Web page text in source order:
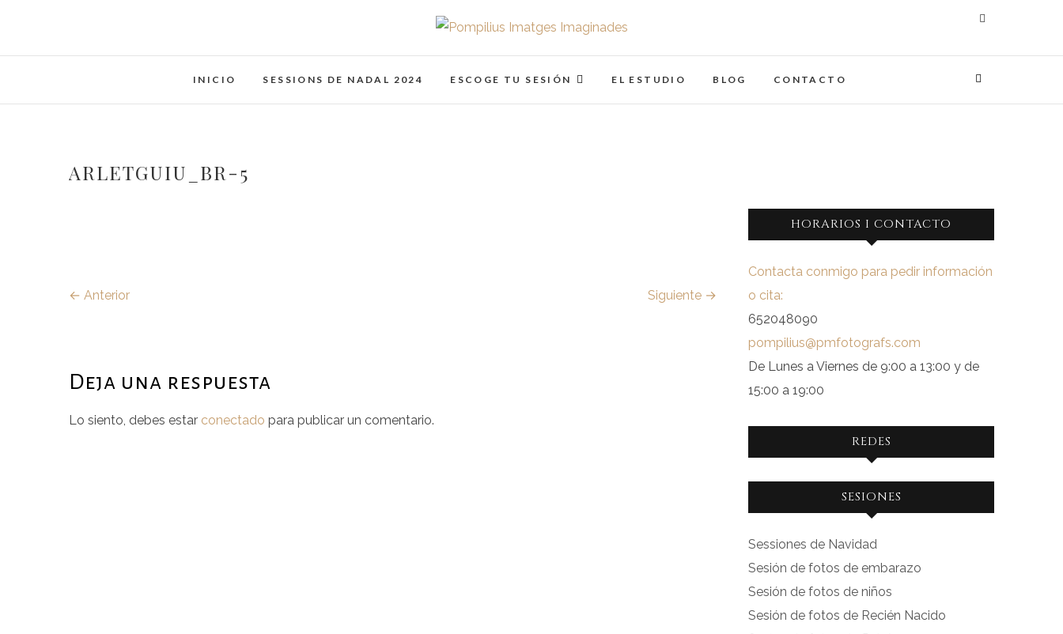
contenido
Pompilius Imatges Imaginades
INICIO SESSIONS DE NADAL 2024 ESCOGE TU SESIÓN EL ESTUDIO BLOG CONTACTO
ARLETGUIU_BR-5
← Anterior Siguiente →
Deja una respuesta
Lo siento, debes estar conectado para publicar un comentario.
HORARIOS I CONTACTO
Contacta conmigo para pedir información
o cita:
652048090
pompilius@pmfotografs.com
De Lunes a Viernes de 9:00 a 13:00 y de
15:00 a 19:00
REDES
perfil
de
facebook.com
en
Facebook
perfil
de
instagram.com
en
Instagram
SESIONES
Sessiones de Navidad
Sesión de fotos de embarazo
Sesión de fotos de niños
Sesión de fotos de Recién Nacido